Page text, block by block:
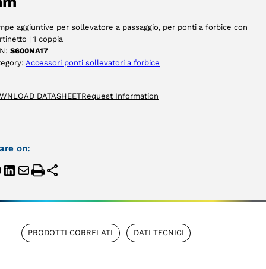
aggiuntive per sollevatore a passaggio, per ponti a forbice con
| 1 coppia
S600NA17
Accessori ponti sollevatori a forbice
DATASHEETRequest Information
on:
PRODOTTI CORRELATI DATI TECNICI